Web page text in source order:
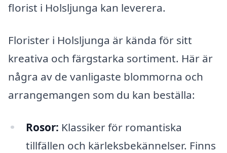
florist i Holsljunga kan leverera.
Florister i Holsljunga är kända för sitt
kreativa och färgstarka sortiment. Här är
några av de vanligaste blommorna och
arrangemangen som du kan beställa:
Rosor: Klassiker för romantiska
tillfällen och kärleksbekännelser. Finns